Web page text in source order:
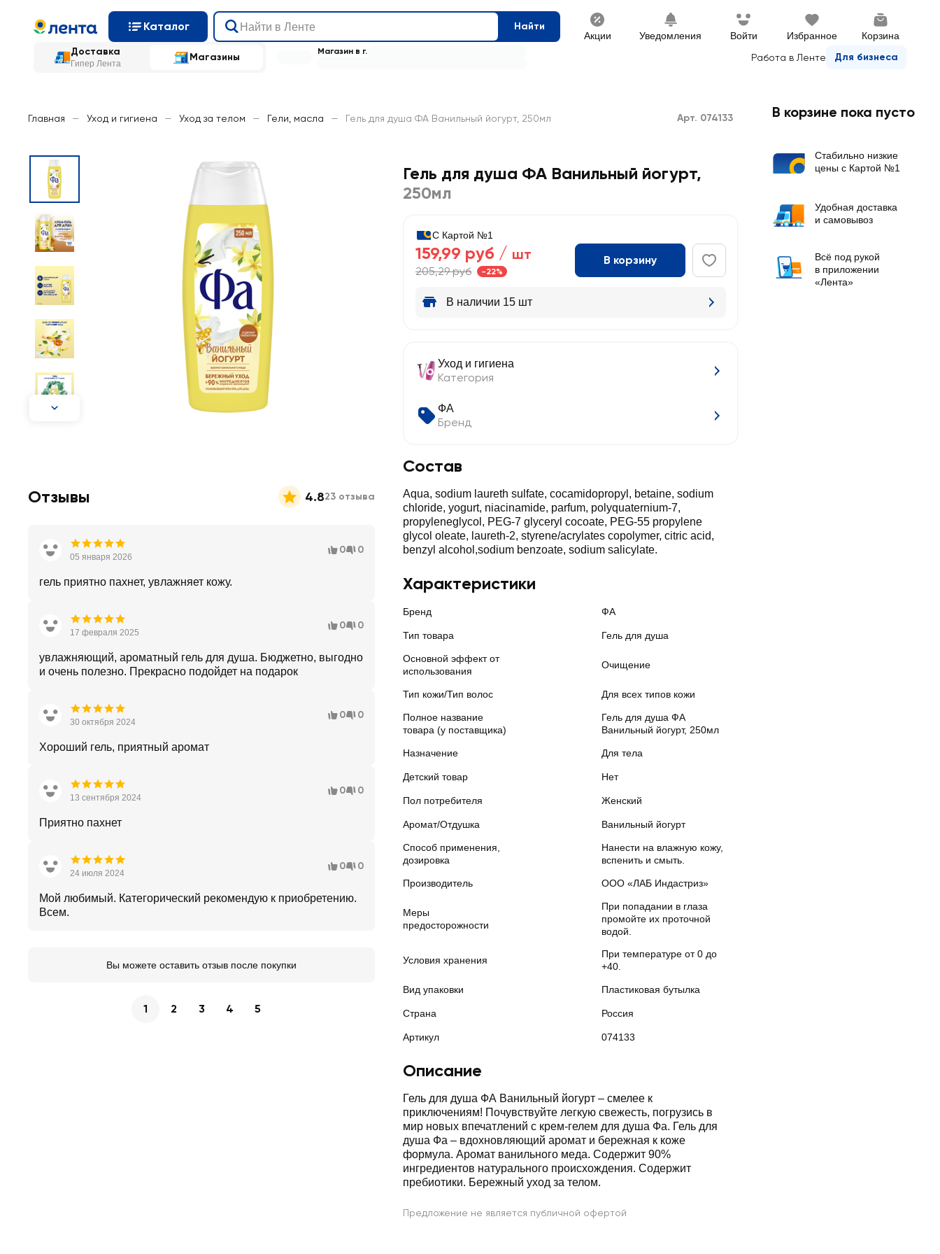
Каталог Найти
Акции Уведомления Войти Избранное Корзина
Доставка
Гипер Лента
Магазины Работа в Ленте Для бизнеса
Магазин в г.
Главная — Уход и гигиена — Уход за телом — Гели, масла — Гель для душа ФА Ванильный йогурт, 250мл Арт. 074133
Гель для душа ФА Ванильный йогурт,
250мл
С Картой №1
159,99 руб / шт
205,29 руб -22%
В корзину
В наличии 15 шт
Уход и гигиена
Категория
ФА
Бренд
Состав
Aqua, sodium laureth sulfate, cocamidopropyl, betaine, sodium
chloride, yogurt, niacinamide, parfum, polyquaternium-7,
propyleneglycol, PEG-7 glyceryl cocoate, PEG-55 propylene
glycol oleate, laureth-2, styrene/acrylates copolymer, citric acid,
benzyl alcohol,sodium benzoate, sodium salicylate.
Характеристики
Бренд ФА
Тип товара Гель для душа
Основной эффект от
использования
Очищение
Тип кожи/Тип волос Для всех типов кожи
Полное название
товара (у поставщика)
Гель для душа ФА
Ванильный йогурт, 250мл
Назначение Для тела
Детский товар Нет
Пол потребителя Женский
Аромат/Отдушка Ванильный йогурт
Способ применения,
дозировка
Нанести на влажную кожу,
вспенить и смыть.
Производитель ООО «ЛАБ Индастриз»
Меры
предосторожности
При попадании в глаза
промойте их проточной
водой.
Условия хранения
При температуре от 0 до
+40.
Вид упаковки Пластиковая бутылка
Страна Россия
Артикул 074133
Описание
Гель для душа ФА Ванильный йогурт ‒ смелее к
приключениям! Почувствуйте легкую свежесть, погрузись в
мир новых впечатлений с крем-гелем для душа Фа. Гель для
душа Фа ‒ вдохновляющий аромат и бережная к коже
формула. Аромат ванильного меда. Содержит 90%
ингредиентов натурального происхождения. Содержит
пребиотики. Бережный уход за телом.
Предложение не является публичной офертой
Отзывы 4.823 отзыва
05 января 2026
0 0
гель приятно пахнет, увлажняет кожу.
17 февраля 2025
0 0
увлажняющий, ароматный гель для душа. Бюджетно, выгодно
и очень полезно. Прекрасно подойдет на подарок
30 октября 2024
0 0
Хороший гель, приятный аромат
13 сентября 2024
0 0
Приятно пахнет
24 июля 2024
0 0
Мой любимый. Категорический рекомендую к приобретению.
Всем.
Вы можете оставить отзыв после покупки
1 2 3 4 5
В корзине пока пусто
Стабильно низкие
цены с Картой №1
Удобная доставка
и самовывоз
Всё под рукой
в приложении
«Лента»